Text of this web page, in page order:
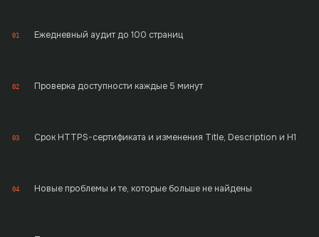
01 Ежедневный аудит до 100 страниц
02 Проверка доступности каждые 5 минут
03 Срок HTTPS-сертификата и изменения Title, Description и H1
04 Новые проблемы и те, которые больше не найдены